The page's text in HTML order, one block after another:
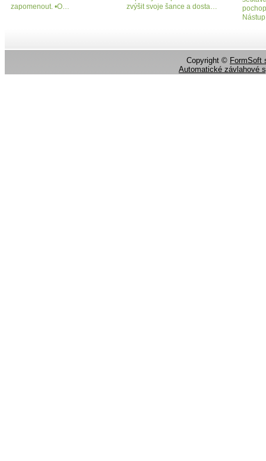
zapomenout. •O…
zvýšit svoje šance a dosta…
Copyright © FormSoft
Automatické závlahové